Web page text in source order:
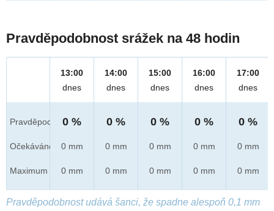
Pravděpodobnost srážek na 48 hodin
Pravděpod.
Očekáváno
Maximum
13:00
dnes
0 %
0 mm
0 mm
14:00
dnes
0 %
0 mm
0 mm
15:00
dnes
0 %
0 mm
0 mm
16:00
dnes
0 %
0 mm
0 mm
17:00
dnes
0 %
0 mm
0 mm
Pravděpodobnost udává šanci, že spadne alespoň 0,1 mm